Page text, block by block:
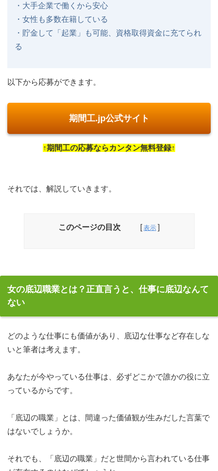
・大手企業で働くから安心
・女性も多数在籍している
・貯金して「起業」も可能、資格取得資金に充てられ
る
以下から応募ができます。
期間工.jp公式サイト
↑期間工の応募ならカンタン無料登録↑
それでは、解説していきます。
このページの目次
女の底辺職業とは？正直言うと、仕事に底辺なんて
ない
どのような仕事にも価値があり、底辺な仕事など存在しな
いと筆者は考えます。
あなたが今やっている仕事は、必ずどこかで誰かの役に立
っているからです。
「底辺の職業」とは、間違った価値観が生みだした言葉で
はないでしょうか。
それでも、「底辺の職業」だと世間から言われている仕事